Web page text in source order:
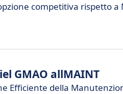
competitiva rispetto a
GMAO allMAINT
Efficiente della